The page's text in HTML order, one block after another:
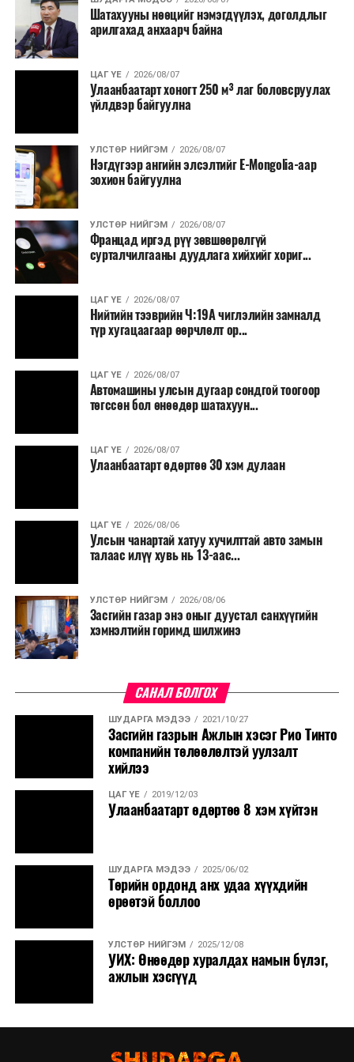
Шатахууны нөөцийг нэмэгдүүлэх, доголдлыг
арилгахад анхаарч байна
ЦАГ ҮЕ 2026/08/07
Улаанбаатарт хоногт 250 м³ лаг боловсруулах
үйлдвэр байгуулна
УЛСТӨР НИЙГЭМ 2026/08/07
Нэгдүгээр ангийн элсэлтийг E-Mongolia-аар
зохион байгуулна
УЛСТӨР НИЙГЭМ 2026/08/07
Францад иргэд рүү зөвшөөрөлгүй
сурталчилгааны дуудлага хийхийг хориг...
ЦАГ ҮЕ 2026/08/07
Нийтийн тээврийн Ч:19А чиглэлийн замналд
түр хугацаагаар өөрчлөлт ор...
ЦАГ ҮЕ 2026/08/07
Автомашины улсын дугаар сондгой тоогоор
төгссөн бол өнөөдөр шатахуун...
ЦАГ ҮЕ 2026/08/07
Улаанбаатарт өдөртөө 30 хэм дулаан
ЦАГ ҮЕ 2026/08/06
Улсын чанартай хатуу хучилттай авто замын
талаас илүү хувь нь 13-аас...
УЛСТӨР НИЙГЭМ 2026/08/06
Засгийн газар энэ оныг дуустал санхүүгийн
хэмнэлтийн горимд шилжинэ
САНАЛ БОЛГОХ
ШУДАРГА МЭДЭЭ 2021/10/27
Засгийн газрын Ажлын хэсэг Рио Тинто
компанийн төлөөлөлтэй уулзалт
хийлээ
ЦАГ ҮЕ 2019/12/03
Улаанбаатарт өдөртөө 8 хэм хүйтэн
ШУДАРГА МЭДЭЭ 2025/06/02
Төрийн ордонд анх удаа хүүхдийн
өрөөтэй боллоо
УЛСТӨР НИЙГЭМ 2025/12/08
УИХ: Өнөөдөр хуралдах намын бүлэг,
ажлын хэсгүүд